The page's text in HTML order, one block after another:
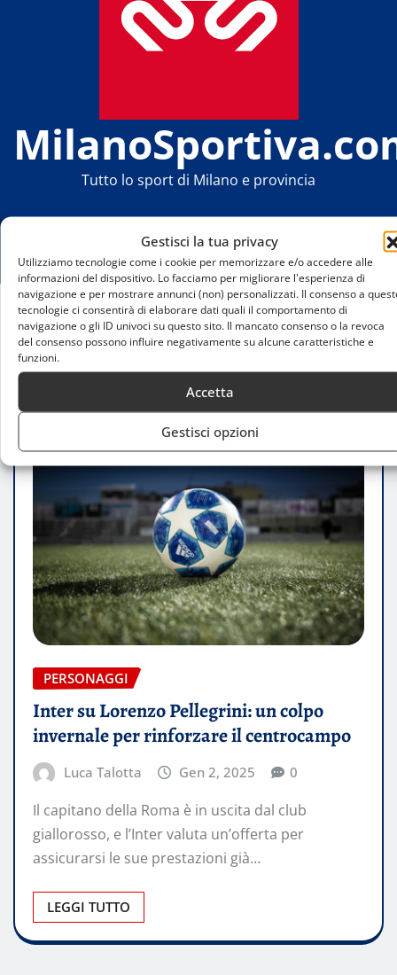
Gestisci la tua privacy
Utilizziamo tecnologie come i cookie per memorizzare e/o accedere alle
informazioni del dispositivo. Lo facciamo per migliorare l'esperienza di
navigazione e per mostrare annunci (non) personalizzati. Il consenso a
tecnologie ci consentirà di elaborare dati quali il comportamento di
navigazione o gli ID univoci su questo sito. Il mancato consenso o la revoca
del consenso possono influire negativamente su alcune caratteristiche e
funzioni.
Accetta
Gestisci opzioni
Tutto lo sport di Milano e provincia
Home
Inter su Lorenzo Pellegrini: un colpo invernale per
rinforzare il centrocampo
PERSONAGGI
Inter su Lorenzo Pellegrini: un colpo
invernale per rinforzare il centrocampo
Luca Talotta Gen 2, 2025 0
Il capitano della Roma è in uscita dal club
giallorosso, e l’Inter valuta un’offerta per
assicurarsi le sue prestazioni già…
LEGGI TUTTO